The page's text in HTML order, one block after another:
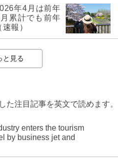
年4月は前年
累計でも前年
報）
と見る
た注目記事を英文で読めます。
enters the tourism
by business jet and